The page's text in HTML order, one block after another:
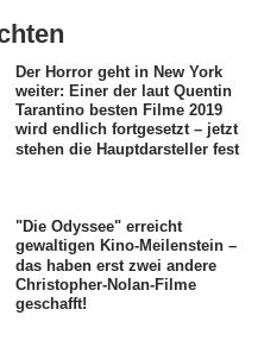
Der Horror geht in New York
weiter: Einer der laut Quentin
Tarantino besten Filme 2019
wird endlich fortgesetzt – jetzt
stehen die Hauptdarsteller fest
"Die Odyssee" erreicht
gewaltigen Kino-Meilenstein –
das haben erst zwei andere
Christopher-Nolan-Filme
geschafft!